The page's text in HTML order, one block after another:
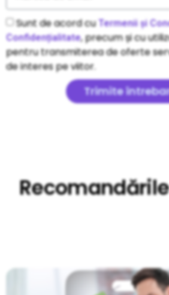
Sunt de acord cuTermenii și
Confidențialitate, precum și cu
pentru transmiterea de oferte
de interes pe viitor.
Trimite